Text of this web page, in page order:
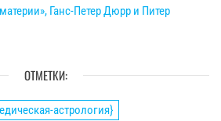
Ганс-Петер Дюрр и Питер
ОТМЕТКИ:
астрология}